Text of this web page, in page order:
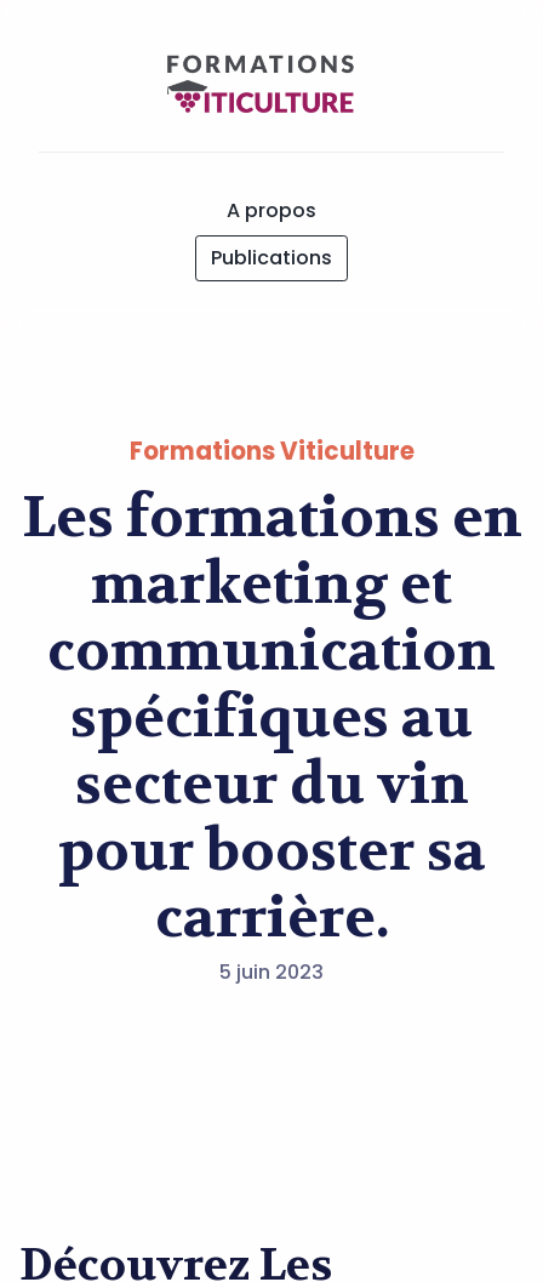
A propos
Publications
Formations Viticulture
Les formations en
marketing et
communication
spécifiques au
secteur du vin
pour booster sa
carrière.
5 juin 2023
Découvrez Les